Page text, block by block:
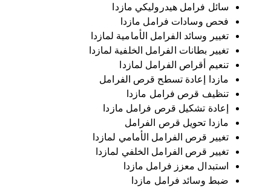
سائل فرامل هيدروليكي مازدا
فحص وسادات فرامل مازدا
تغيير وسائد الفرامل الأمامية لمازدا
تغيير بطانات الفرامل الخلفية لمازدا
تنعيم أقراص الفرامل لمازدا
مازدا إعادة تسطح قرص الفرامل
تنظيف قرص فرامل مازدا
إعادة تشكيل قرص فرامل مازدا
مازدا تحويل قرص الفرامل
تغيير قرص الفرامل الأمامي لمازدا
تغيير قرص الفرامل الخلفي لمازدا
استبدال معزز فرامل مازدا
ضبط وسائد فرامل مازدا